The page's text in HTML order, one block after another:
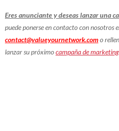
Eres anunciante y deseas lanzar una
puede ponerse en contacto con nosotros
contact@valueyournetwork.como
lanzar su próximocampaña de